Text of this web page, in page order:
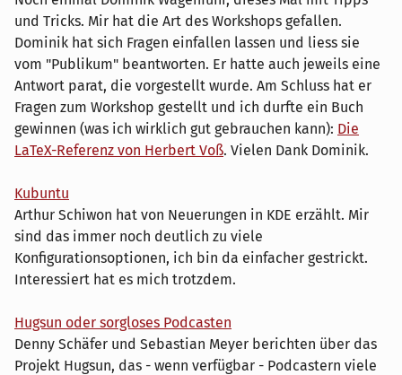
und Tricks. Mir hat die Art des Workshops gefallen.
Dominik hat sich Fragen einfallen lassen und liess sie
vom "Publikum" beantworten. Er hatte auch jeweils eine
Antwort parat, die vorgestellt wurde. Am Schluss hat er
Fragen zum Workshop gestellt und ich durfte ein Buch
gewinnen (was ich wirklich gut gebrauchen kann): Die
LaTeX-Referenz von Herbert Voß. Vielen Dank Dominik.
Kubuntu
Arthur Schiwon hat von Neuerungen in KDE erzählt. Mir
sind das immer noch deutlich zu viele
Konfigurationsoptionen, ich bin da einfacher gestrickt.
Interessiert hat es mich trotzdem.
Hugsun oder sorgloses Podcasten
Denny Schäfer und Sebastian Meyer berichten über das
Projekt Hugsun, das - wenn verfügbar - Podcastern viele